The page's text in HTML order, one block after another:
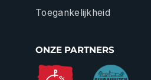
Toegankelijkheid
ONZE PARTNERS